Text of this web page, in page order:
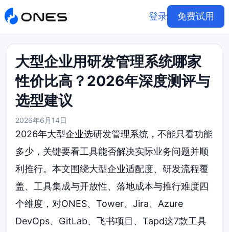
登录 免费试用
大型企业用研发管理系统哪家
性价比高？2026年深度测评与
选型建议
2026年6月14日
2026年大型企业选研发管理系统，不能只看功能
多少，关键要看工具能否解决实际业务问题并顺
利推行。本文围绕大型企业适配度、研发流程覆
盖、工具集成与开放性、落地成本与推行难度四
个维度，对ONES、Tower、Jira、Azure
DevOps、GitLab、飞书项目、Tapd这7款工具